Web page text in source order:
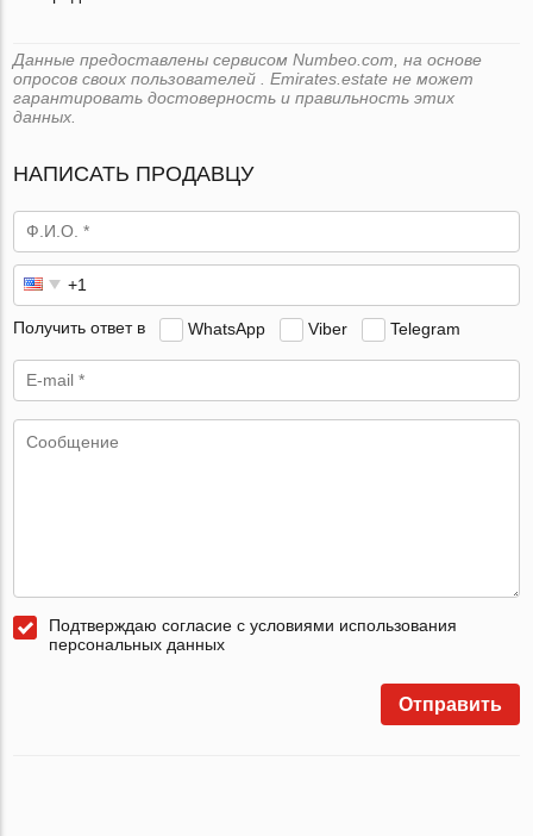
Данные предоставлены сервисом Numbeo.com, на основе
опросов своих пользователей . Emirates.estate не может
гарантировать достоверность и правильность этих
данных.
НАПИСАТЬ ПРОДАВЦУ
Получить ответ в WhatsApp Viber Telegram
Подтверждаю согласие с условиями использования
персональных данных
Отправить